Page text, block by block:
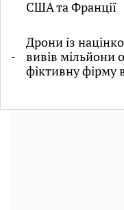
США та Франції
Дрони із
вивів мільйони
фіктивну фірму